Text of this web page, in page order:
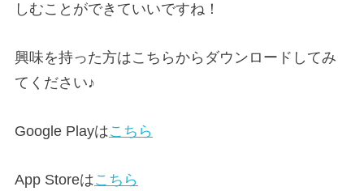
しむことができていいですね！
興味を持った方はこちらからダウンロードしてみ
てください♪
Google Playはこちら
App Storeはこちら